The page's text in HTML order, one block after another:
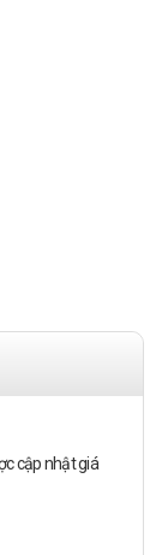
cập nhật giá